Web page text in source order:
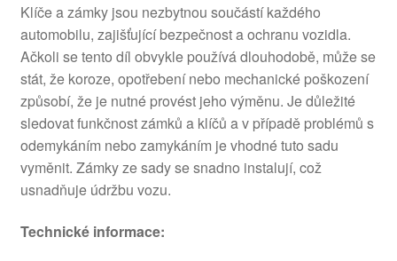
Klíče a zámky jsou nezbytnou součástí každého
automobilu, zajišťující bezpečnost a ochranu vozidla.
Ačkoli se tento díl obvykle používá dlouhodobě, může se
stát, že koroze, opotřebení nebo mechanické poškození
způsobí, že je nutné provést jeho výměnu. Je důležité
sledovat funkčnost zámků a klíčů a v případě problémů s
odemykáním nebo zamykáním je vhodné tuto sadu
vyměnit. Zámky ze sady se snadno instalují, což
usnadňuje údržbu vozu.
Technické informace: